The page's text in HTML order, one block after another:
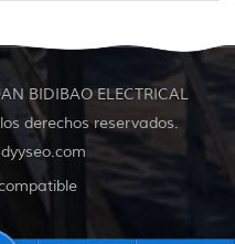
BIDIBAO ELECTRICAL
derechos reservados.
dyyseo.com